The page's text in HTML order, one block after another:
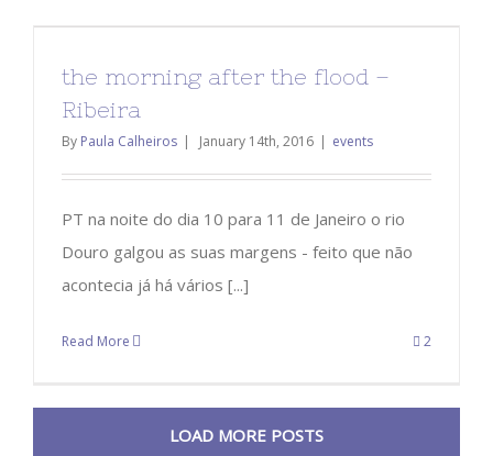
the morning after the flood –
Ribeira
By Paula Calheiros | January 14th, 2016 | events
PT na noite do dia 10 para 11 de Janeiro o rio
Douro galgou as suas margens - feito que não
acontecia já há vários [...]
Read More 2
LOAD MORE POSTS